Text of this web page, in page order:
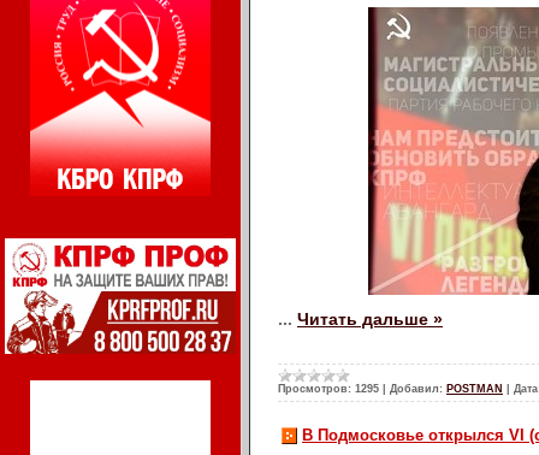
... Читать дальше »
Просмотров: 1295 Добавил: POSTMAN
В Подмосковье открылся VI